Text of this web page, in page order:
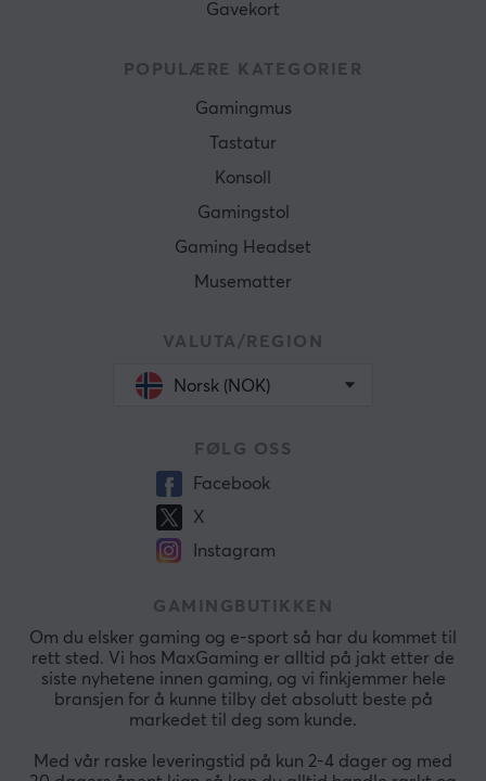
Gavekort
POPULÆRE KATEGORIER
Gamingmus
Tastatur
Konsoll
Gamingstol
Gaming Headset
Musematter
VALUTA/REGION
Norsk (NOK)
FØLG OSS
Facebook
X
Instagram
GAMINGBUTIKKEN
Om du elsker gaming og e-sport så har du kommet til
rett sted. Vi hos MaxGaming er alltid på jakt etter de
siste nyhetene innen gaming, og vi finkjemmer hele
bransjen for å kunne tilby det absolutt beste på
markedet til deg som kunde.
Med vår raske leveringstid på kun 2-4 dager og med